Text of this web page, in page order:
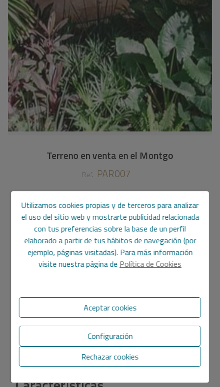
Terreno en venta en el Montgo
Ref. PAR007
95.000 €
972 m2
ParcelaenDenia
Terreno en venta en la zona de Galeretes, Dénia
prestigiosa zona de Galeretes, Dénia. Con 972 m² de
superficie, es la elección ideal para quienes desean estar
cerca del Mediterráneo en un entorno privilegiado.
A solo 1.200 metros del mar, este terreno ofrece un
entorno natural único, con vistas impresionantes a la
montaña del Montgó y una excelente orientación sur,
Utilizamos cookies propias y de terceros para analizar
el uso del sitio web y mostrarte publicidad relacionada
con tus preferencias sobre la base de un perfil
elaborado a partir de tus hábitos de navegación (por
ejemplo, páginas visitadas). Para más información
visite nuestra página de Política de Cookies
Aceptar cookies
Configuración
Rechazar cookies